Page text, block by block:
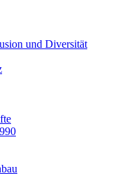
und Diversität